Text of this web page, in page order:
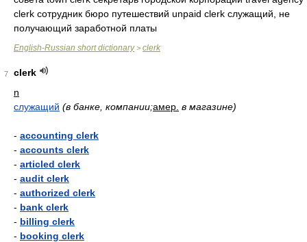
clerk сотрудник бюро путешествий unpaid clerk служащий, не
получающий заработной платы
English-Russian short dictionary> clerk
7
clerk
n
служащий (в банке, компании;амер. в магазине)
- accounting clerk
- accounts clerk
- articled clerk
- audit clerk
- authorized clerk
- bank clerk
- billing clerk
- booking clerk